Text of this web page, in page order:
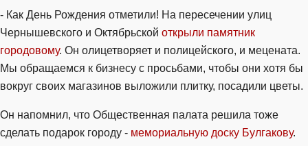
- Как День Рождения отметили! На пересечении улиц
Чернышевского и Октябрьской открыли памятник
городовому. Он олицетворяет и полицейского, и мецената.
Мы обращаемся к бизнесу с просьбами, чтобы они хотя бы
вокруг своих магазинов выложили плитку, посадили цветы.
Он напомнил, что Общественная палата решила тоже
сделать подарок городу - мемориальную доску Булгакову.